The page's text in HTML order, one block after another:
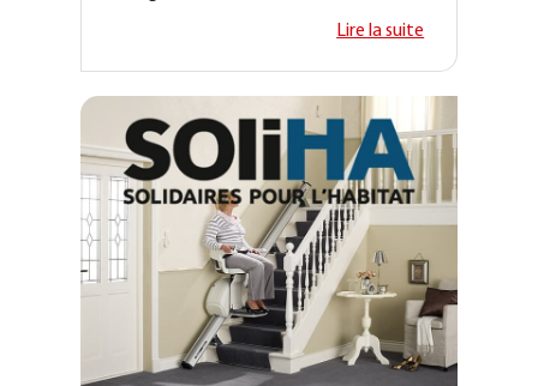
Lire la suite